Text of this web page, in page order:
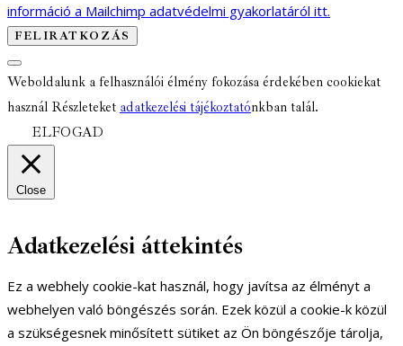
információ a Mailchimp adatvédelmi gyakorlatáról itt.
Weboldalunk a felhasználói élmény fokozása érdekében cookiekat
használ Részleteket adatkezelési tájékoztatónkban talál.
ELFOGAD
Close
Adatkezelési áttekintés
Ez a webhely cookie-kat használ, hogy javítsa az élményt a
webhelyen való böngészés során. Ezek közül a cookie-k közül
a szükségesnek minősített sütiket az Ön böngészője tárolja,